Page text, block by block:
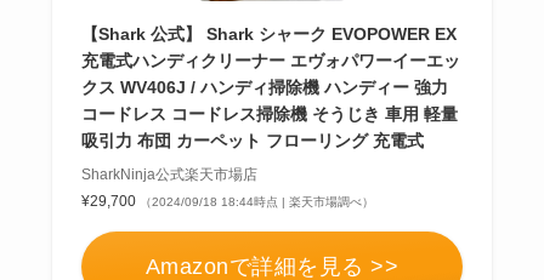
【Shark 公式】 Shark シャーク EVOPOWER EX
充電式ハンディクリーナー エヴォパワーイーエッ
クス WV406J / ハンディ掃除機 ハンディー 強力
コードレス コードレス掃除機 そうじき 車用 軽量
吸引力 布団 カーペット フローリング 充電式
SharkNinja公式楽天市場店
¥29,700
（2024/09/18 18:44時点 | 楽天市場調べ）
Amazonで詳細を見る >>